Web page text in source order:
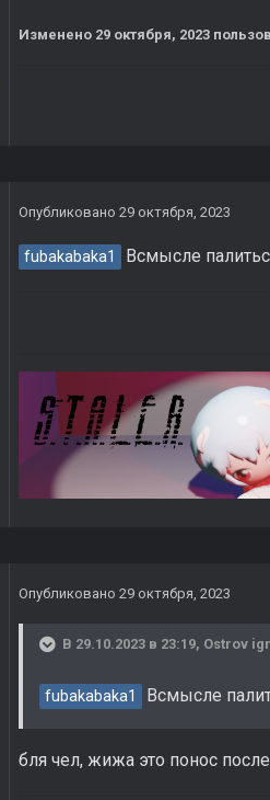
Изменено 29 октября, 2023
Опубликовано 29 октября, 2023
fubakabaka1 Всмысле
Опубликовано 29 октября, 2023
В 29.10.2023 в 23:19, Ostrov
fubakabaka1 Всмысле
бля чел, жижа это понос